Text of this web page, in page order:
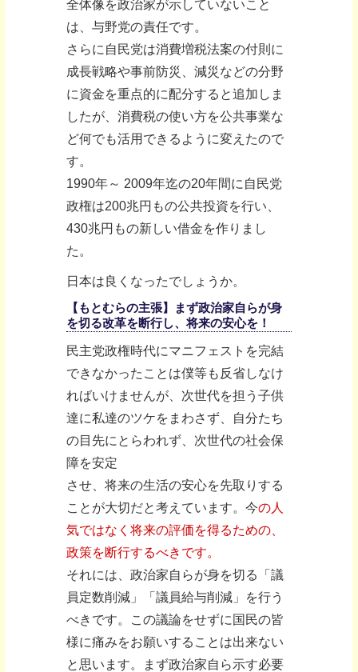
全体像を政治家が示していないこと
は、与野党の責任です。
さらに自民党は消費増税法案の付則に
成長戦略や事前防災、減災などの分野
に資金を重点的に配分すると追加しま
したが、消費税の使い方を公共事業な
ど何でも活用できるように変えたので
す。
1990年～ 2009年迄の20年間に自民党
政権は200兆円もの公共投資を行い、
430兆円もの新しい借金を作りまし
た。
日本は良くなったでしょうか。
【もとむらの主張】まず政治家自らが身
を切る改革を断行し、将来の安心を！
民主党政権時代にマニフェストを完結
できなかったことは僕等も反省しなけ
ればいけませんが、次世代を担う子供
達に私達のツケをまわさず、自分たち
の目先にとらわれず、次世代の社会保
障を安定
させ、将来の生活の安心を先取りする
ことが大切だと考えています。今の人
気ではなく将来の評価を得るための、
政策を断行するべきです。
それには、政治家自らが身を切る「議
員定数削減」「議員給与削減」を行う
べきです。この議論をせずに国民の皆
様に痛みをお願いすることは出来ない
と思います。まず政治家自ら示す必要